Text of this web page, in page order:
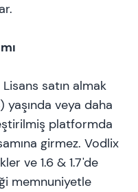
satın almak
yaşında veya daha
platformda
girmez. Vodlix
ve 1.6 & 1.7'de
memnuniyetle